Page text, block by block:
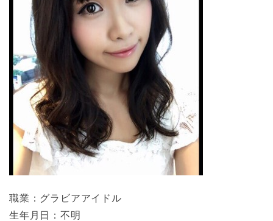
職業：グラビアアイドル
生年月日：不明